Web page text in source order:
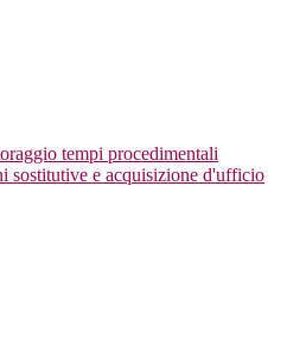
tempi procedimentali
sostitutive e acquisizione d'ufficio